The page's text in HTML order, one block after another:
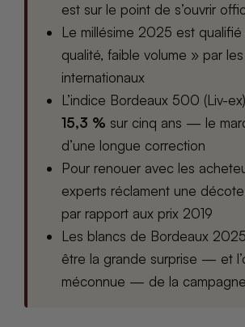
est sur le point de s’ouvrir
Le millésime 2025 est
qualité, faible volume » par
internationaux
L’indice Bordeaux 500 (Liv-
15,3 % sur cinq ans — le
d’une longue correction
Pour renouer avec les
experts réclament une
par rapport aux prix 2019
Les blancs de Bordeaux
être la grande surprise — et
méconnue — de la campagne